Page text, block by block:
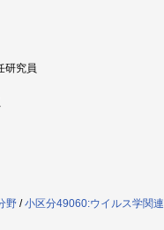
研究員
野 /小区分49060:ウイルス学関連